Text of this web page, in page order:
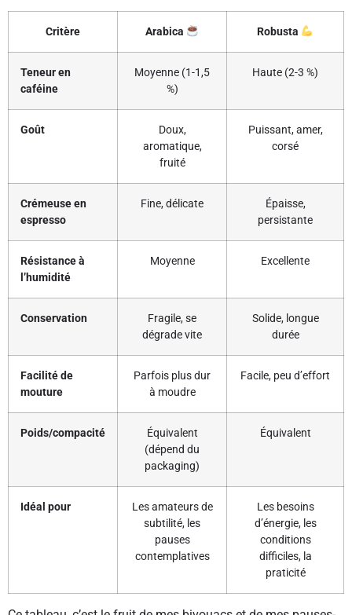
Critère Arabica Robusta
Teneur en
caféine
Moyenne (1-1,5
%)
Haute (2-3 %)
Goût
Doux,
aromatique,
fruité
Puissant, amer,
corsé
Crémeuse en
espresso
Fine, délicate
Épaisse,
persistante
Résistance à
l’humidité
Moyenne Excellente
Conservation
Fragile, se
dégrade vite
Solide, longue
durée
Facilité de
mouture
Parfois plus dur
à moudre
Facile, peu d’effort
Poids/compacité
Équivalent
(dépend du
packaging)
Équivalent
Idéal pour
Les amateurs de
subtilité, les
pauses
contemplatives
Les besoins
d’énergie, les
conditions
difficiles, la
praticité